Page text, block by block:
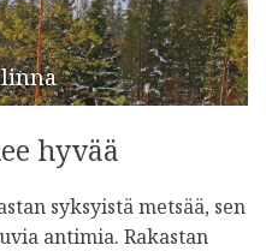
hyvää
syksyistä metsää, sen
antimia. Rakastan